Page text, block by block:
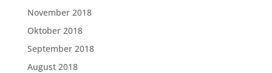
November 2018
Oktober 2018
September 2018
August 2018